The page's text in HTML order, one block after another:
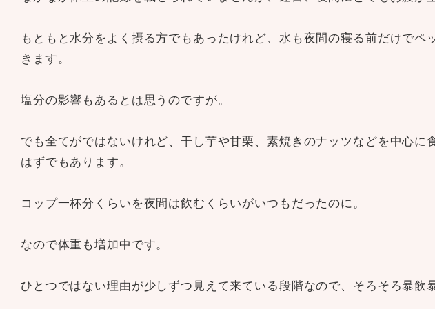
もともと水分をよく摂る方でもあったけれど、水も夜間の寝る前だけで
きます。
塩分の影響もあるとは思うのですが。
でも全てがではないけれど、干し芋や甘栗、素焼きのナッツなどを中心
はずでもあります。
コップ一杯分くらいを夜間は飲むくらいがいつもだったのに。
なので体重も増加中です。
ひとつではない理由が少しずつ見えて来ている段階なので、そろそろ暴飲